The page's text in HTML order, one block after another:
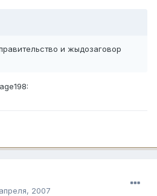
и жыдозаговор
2007